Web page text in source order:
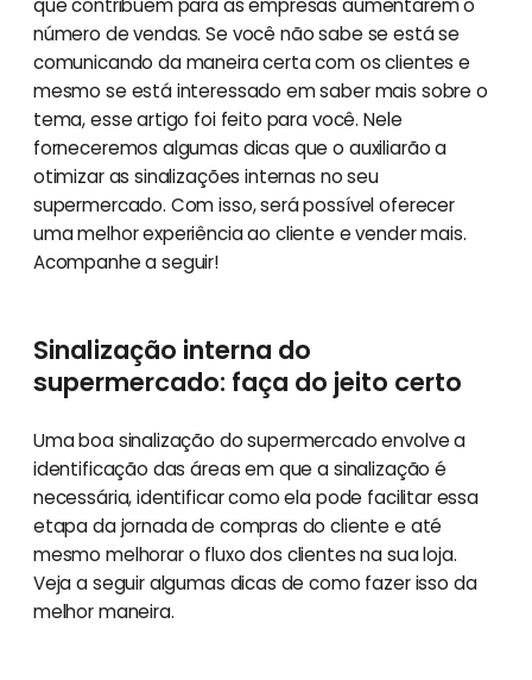
que contribuem para as empresas aumentarem o
número de vendas. Se você não sabe se está se
comunicando da maneira certa com os clientes e
mesmo se está interessado em saber mais sobre o
tema, esse artigo foi feito para você. Nele
forneceremos algumas dicas que o auxiliarão a
otimizar as sinalizações internas no seu
supermercado. Com isso, será possível oferecer
uma melhor experiência ao cliente e vender mais.
Acompanhe a seguir!
Sinalização interna do
supermercado: faça do jeito certo
Uma boa sinalização do supermercado envolve a
identificação das áreas em que a sinalização é
necessária, identificar como ela pode facilitar essa
etapa da jornada de compras do cliente e até
mesmo melhorar o fluxo dos clientes na sua loja.
Veja a seguir algumas dicas de como fazer isso da
melhor maneira.